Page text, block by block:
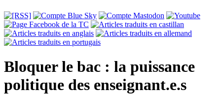
Bloquer le bac : la puissance
politique des enseignant.e.s